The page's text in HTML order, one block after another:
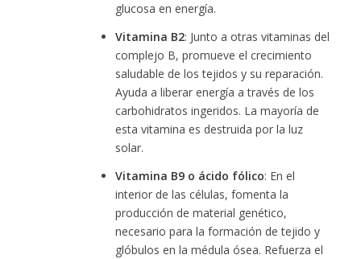
glucosa en energía.
Vitamina B2: Junto a otras vitaminas del
complejo B, promueve el crecimiento
saludable de los tejidos y su reparación.
Ayuda a liberar energía a través de los
carbohidratos ingeridos. La mayoría de
esta vitamina es destruida por la luz
solar.
Vitamina B9 o ácido fólico: En el
interior de las células, fomenta la
producción de material genético,
necesario para la formación de tejido y
glóbulos en la médula ósea. Refuerza el